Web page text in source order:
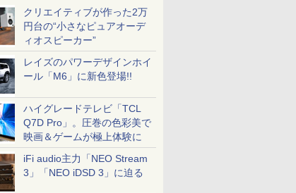
クリエイティブが作った2万
円台の“小さなピュアオーデ
ィオスピーカー”
レイズのパワーデザインホイ
ール「M6」に新色登場!!
ハイグレードテレビ「TCL
Q7D Pro」。圧巻の色彩美で
映画＆ゲームが極上体験に
iFi audio主力「NEO Stream
3」「NEO iDSD 3」に迫る